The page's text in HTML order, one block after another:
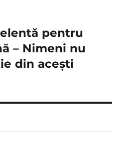
pentru
– Nimeni nu
din acești